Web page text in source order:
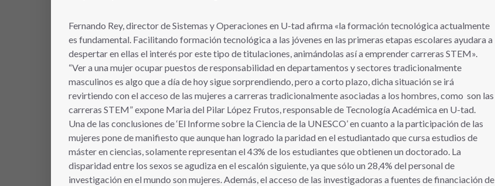
Fernando Rey, director de Sistemas y Operaciones en U-tad afirma «la formación tecnológica actualmente
es fundamental. Facilitando formación tecnológica a las jóvenes en las primeras etapas escolares ayudara a
despertar en ellas el interés por este tipo de titulaciones, animándolas así a emprender carreras STEM».
“Ver a una mujer ocupar puestos de responsabilidad en departamentos y sectores tradicionalmente
masculinos es algo que a día de hoy sigue sorprendiendo, pero a corto plazo, dicha situación se irá
revirtiendo con el acceso de las mujeres a carreras tradicionalmente asociadas a los hombres, como son las
carreras STEM” expone Maria del Pilar López Frutos, responsable de Tecnología Académica en U-tad.
Una de las conclusiones de ‘El Informe sobre la Ciencia de la UNESCO’ en cuanto a la participación de las
mujeres pone de manifiesto que aunque han logrado la paridad en el estudiantado que cursa estudios de
máster en ciencias, solamente representan el 43% de los estudiantes que obtienen un doctorado. La
disparidad entre los sexos se agudiza en el escalón siguiente, ya que sólo un 28,4% del personal de
investigación en el mundo son mujeres. Además, el acceso de las investigadoras a fuentes de financiación de